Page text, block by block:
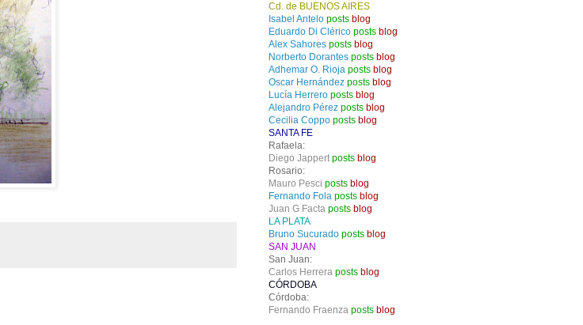
Cd. de BUENOS AIRES
Isabel Antelo posts blog
Eduardo Di Clérico posts blog
Alex Sahores posts blog
Norberto Dorantes posts blog
Adhemar O. Rioja posts blog
Oscar Hernández posts blog
Lucía Herrero posts blog
Alejandro Pérez posts blog
Cecilia Coppo posts blog
SANTA FE
Rafaela:
Diego Jappert posts blog
Rosario:
Mauro Pesci posts blog
Fernando Fola posts blog
Juan G Facta posts blog
LA PLATA
Bruno Sucurado posts blog
SAN JUAN
San Juan:
Carlos Herrera posts blog
CÓRDOBA
Córdoba:
Fernando Fraenza posts blog